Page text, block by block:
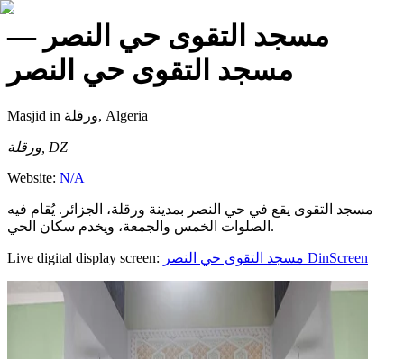
مسجد التقوى حي النصر —
مسجد التقوى حي النصر
Masjid in ورقلة, Algeria
ورقلة, DZ
Website: N/A
مسجد التقوى يقع في حي النصر بمدينة ورقلة، الجزائر. يُقام فيه
الصلوات الخمس والجمعة، ويخدم سكان الحي.
Live digital display screen: مسجد التقوى حي النصر DinScreen